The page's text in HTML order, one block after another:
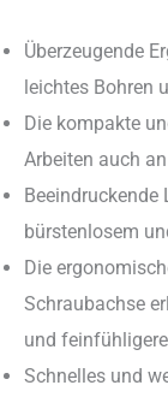
Überzeugende
leichtes Bohren
Die kompakte
Arbeiten auch
bürstenlosem
Die
Schraubachse
und
Schnelles und